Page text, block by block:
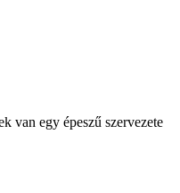
van egy épeszű szervezete